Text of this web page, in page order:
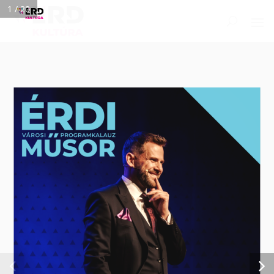
NAPTÁR
SZEPES
GALÉRIA
PARKVÁROS
KÖZÖSSÉGI KERÉKPÁRMŰHELY
KAPCSOLAT
KÖZÉRDEKŰ ADATOK
TEREMBÉRLET
1 / 20